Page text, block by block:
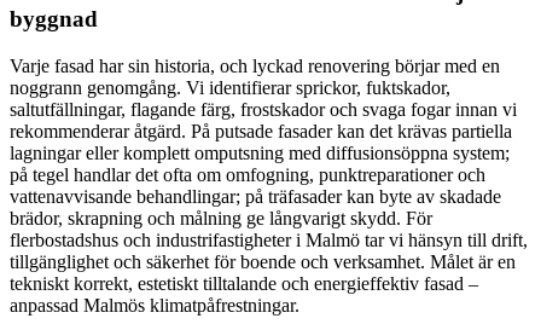
byggnad
Varje fasad har sin historia, och lyckad renovering börjar med en
noggrann genomgång. Vi identifierar sprickor, fuktskador,
saltutfällningar, flagande färg, frostskador och svaga fogar innan vi
rekommenderar åtgärd. På putsade fasader kan det krävas partiella
lagningar eller komplett omputsning med diffusionsöppna system;
på tegel handlar det ofta om omfogning, punktreparationer och
vattenavvisande behandlingar; på träfasader kan byte av skadade
brädor, skrapning och målning ge långvarigt skydd. För
flerbostadshus och industrifastigheter i Malmö tar vi hänsyn till drift,
tillgänglighet och säkerhet för boende och verksamhet. Målet är en
tekniskt korrekt, estetiskt tilltalande och energieffektiv fasad –
anpassad Malmös klimatpåfrestningar.